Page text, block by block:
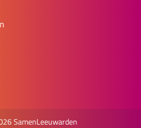
SamenLeeuwarden